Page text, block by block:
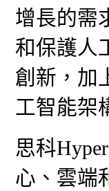
增長的需
和保護人
創新，加
工智能架
思科
心、雲端